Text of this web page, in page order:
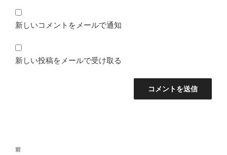
新しいコメントをメールで通知
新しい投稿をメールで受け取る
投
前
前